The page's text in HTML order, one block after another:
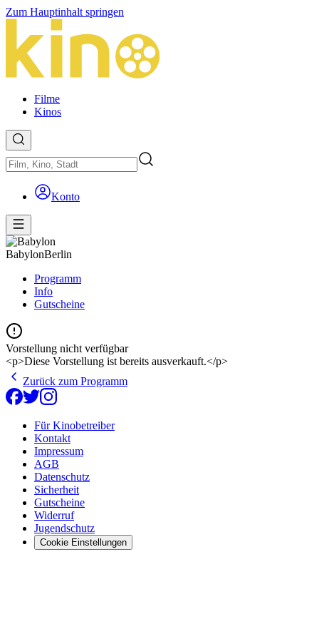
Zum Hauptinhalt springen
Filme
Kinos
Konto
BabylonBerlin
Programm
Info
Gutscheine
Vorstellung nicht verfügbar
<p>Diese Vorstellung ist bereits ausverkauft.</p>
Zurück zum Programm
Für Kinobetreiber
Kontakt
Impressum
AGB
Datenschutz
Sicherheit
Gutscheine
Widerruf
Jugendschutz
Cookie Einstellungen